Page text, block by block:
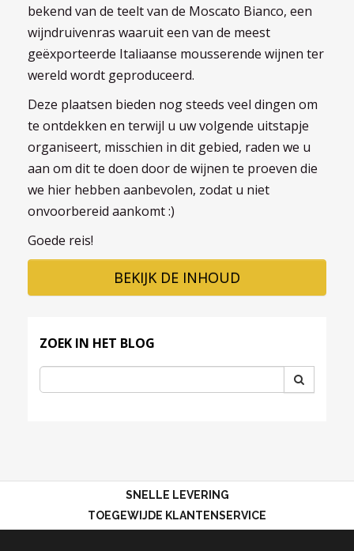
bekend van de teelt van de Moscato Bianco, een
wijndruivenras waaruit een van de meest
geëxporteerde Italiaanse mousserende wijnen ter
wereld wordt geproduceerd.
Deze plaatsen bieden nog steeds veel dingen om
te ontdekken en terwijl u uw volgende uitstapje
organiseert, misschien in dit gebied, raden we u
aan om dit te doen door de wijnen te proeven die
we hier hebben aanbevolen, zodat u niet
onvoorbereid aankomt :)
Goede reis!
BEKIJK DE INHOUD
ZOEK IN HET BLOG
SNELLE LEVERING
TOEGEWIJDE KLANTENSERVICE